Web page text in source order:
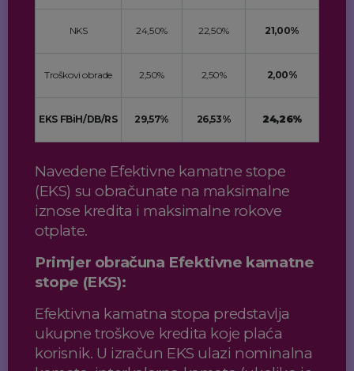
NKS 24,50% 22,50% 21,00%
Troškovi obrade 2,50% 2,50% 2,00%
EKS FBiH/DB/RS 29,57% 26,53% 24,26%
Navedene Efektivne kamatne stope
(EKS) su obračunate na maksimalne
iznose kredita i maksimalne rokove
otplate.
Primjer obračuna Efektivne kamatne
stope (EKS):
Efektivna kamatna stopa predstavlja
ukupne troškove kredita koje plaća
korisnik. U izračun EKS ulazi nominalna